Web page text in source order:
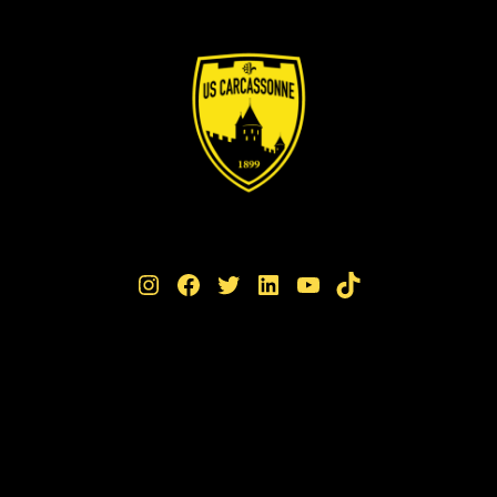
Instagram Facebook Twitter LinkedIn YouTube TikTok